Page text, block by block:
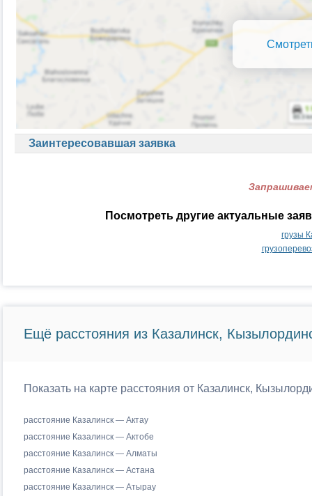
Заинтересовавшая заявка
Посмотреть другие актуальные
грузы
Ещё расстояния из Казалинск,
Показать на карте расстояния от Казалинск,
расстояние Казалинск — Актау
расстояние Казалинск — Актобе
расстояние Казалинск — Алматы
расстояние Казалинск — Астана
расстояние Казалинск — Атырау